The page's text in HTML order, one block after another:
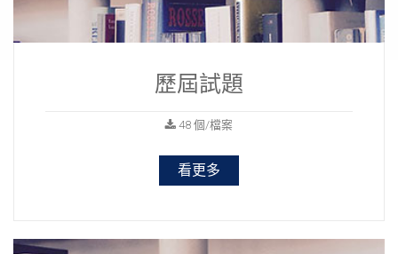
歷屆試題
48 個/檔案
看更多